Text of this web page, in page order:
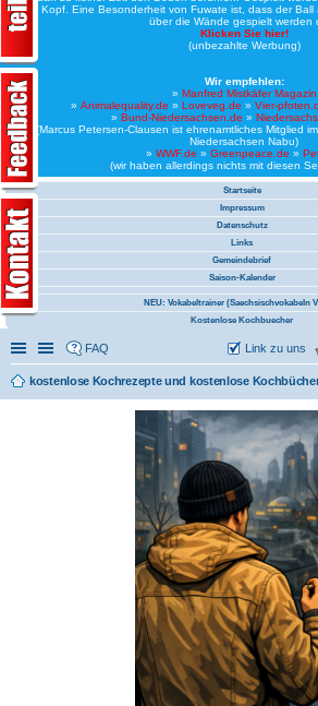
oder Kopf. Eine Besonderheit von Fuwate ist, dass der Ball
über die Wände gespielt werden
Klicken Sie hier!
(unbezahlte Werbung)
Wir empfehlen:
» Manfred Mistkäfer Magazin
» Animalequality.de » Loveveg.de » Vier-
» Bund-Niedersachsen.de »
(Marcus Petersen-Clausen ist ehrenamtliches Mitglied
Niedersachsen Nabu)
» WWF.de » Greenpeace.de »
(wir haben allerdings nichts mit diesen
Startseite
Impressum
Datenschutz
Links
Gemeindebrief
Saison-Kalender
NEU: Vokabeltrainer (Saechsischvokabeln
Kostenlose Kochbuecher
Schnellzugriff
Linkliste
FAQ Link zu uns
kostenlose Kochrezepte und kostenlose